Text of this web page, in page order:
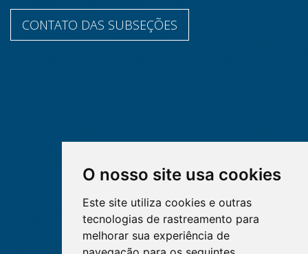
O nosso site usa cookies
Este site utiliza cookies e outras
tecnologias de rastreamento para
melhorar sua experiência de
CONTATO DAS SUBSEÇÕES